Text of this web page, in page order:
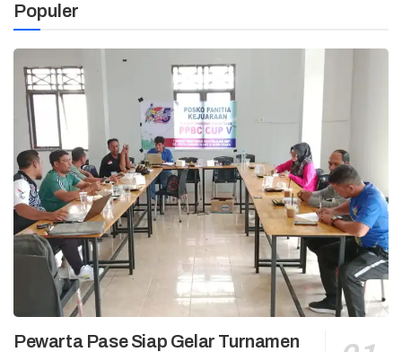
Populer
Pewarta Pase Siap Gelar Turnamen